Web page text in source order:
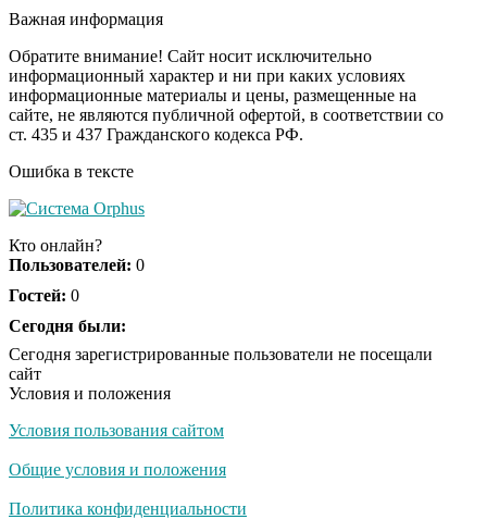
не обращает
внимание, а зря!
i
Канадская гимнастка
Беззубенко
призналась, чем ее
Ролик из Омска: вы
Королева вагона
оставит равнодушным
Важная информация
Обратите внимание! Сайт носит исключительно
информационный характер и ни при каких условиях
информационные материалы и цены, размещенные на
сайте, не являются публичной офертой, в соответствии со
ст. 435 и 437 Гражданского кодекса РФ.
Ошибка в тексте
Кто онлайн?
Пользователей: 0
Гостей: 0
Сегодня были:
Сегодня зарегистрированные пользователи не посещали
сайт
Условия и положения
Условия пользования сайтом
Общие условия и положения
Политика конфиденциальности